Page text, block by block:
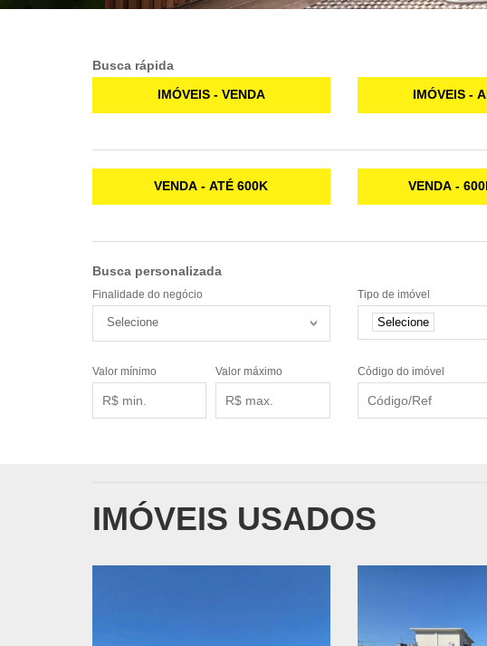
Busca rápida
IMÓVEIS - VENDA IMÓVEIS -
VENDA - ATÉ 600K VENDA -
Busca personalizada
Finalidade do negócio
Selecione
Tipo de imóvel
Selecione
Valor mínimo Valor máximo Código do imóvel
IMÓVEIS USADOS